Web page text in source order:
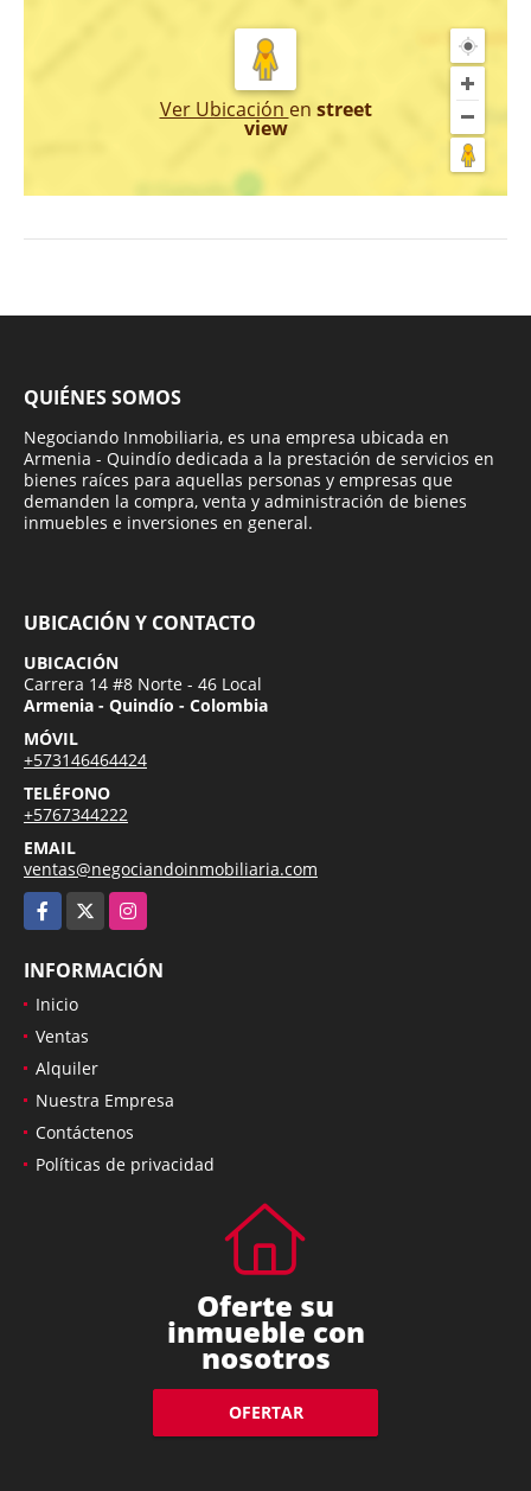
Ver Ubicación en street
view
QUIÉNES SOMOS
Negociando Inmobiliaria, es una empresa ubicada en
Armenia - Quindío dedicada a la prestación de servicios en
bienes raíces para aquellas personas y empresas que
demanden la compra, venta y administración de bienes
inmuebles e inversiones en general.
UBICACIÓN Y CONTACTO
UBICACIÓN
Carrera 14 #8 Norte - 46 Local
Armenia - Quindío - Colombia
MÓVIL
+573146464424
TELÉFONO
+5767344222
EMAIL
ventas@negociandoinmobiliaria.com
Facebook
Instagram
INFORMACIÓN
Inicio
Ventas
Alquiler
Nuestra Empresa
Contáctenos
Políticas de privacidad
Oferte su
inmueble con
nosotros
OFERTAR